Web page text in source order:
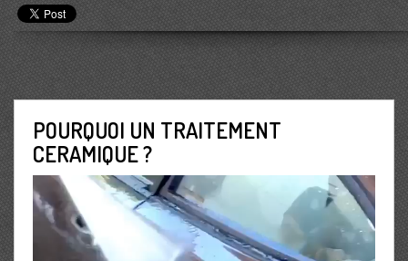
POURQUOI UN TRAITEMENT
CERAMIQUE ?
Lecteur
vidéo